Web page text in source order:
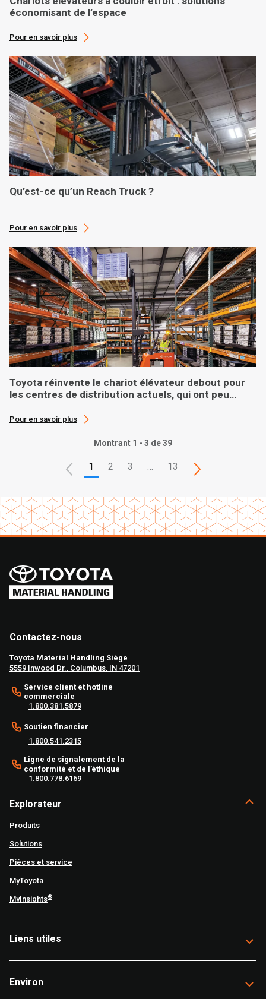
économisant de l’espace
Pour en savoir plus
Qu’est-ce qu’un Reach Truck ?
Pour en savoir plus
Toyota réinvente le chariot élévateur debout pour
les centres de distribution actuels, qui ont peu
Pour en savoir plus
Montrant 1 - 3 de 39
1 2 3 13
Contactez-nous
Toyota Material Handling Siège
5559 Inwood Dr., Columbus, IN 47201
Service client et hotline
commerciale
1.800.381.5879
Soutien financier
1.800.541.2315
Ligne de signalement de la
conformité et de l’éthique
1.800.778.6169
Explorateur
Produits
Solutions
Pièces et service
MyToyota
MyInsights®
Liens utiles
Environ